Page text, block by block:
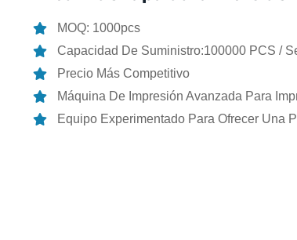
MOQ: 1000pcs
Capacidad De Suministro:100000 PCS /
Precio Más Competitivo
Máquina De Impresión Avanzada Para
Equipo Experimentado Para Ofrecer Una